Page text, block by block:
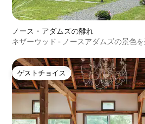
ノース・アダムズの離れ
ネザーウッド - ノースアダムズの景色
ゲストチョイス
ゲストチョイス